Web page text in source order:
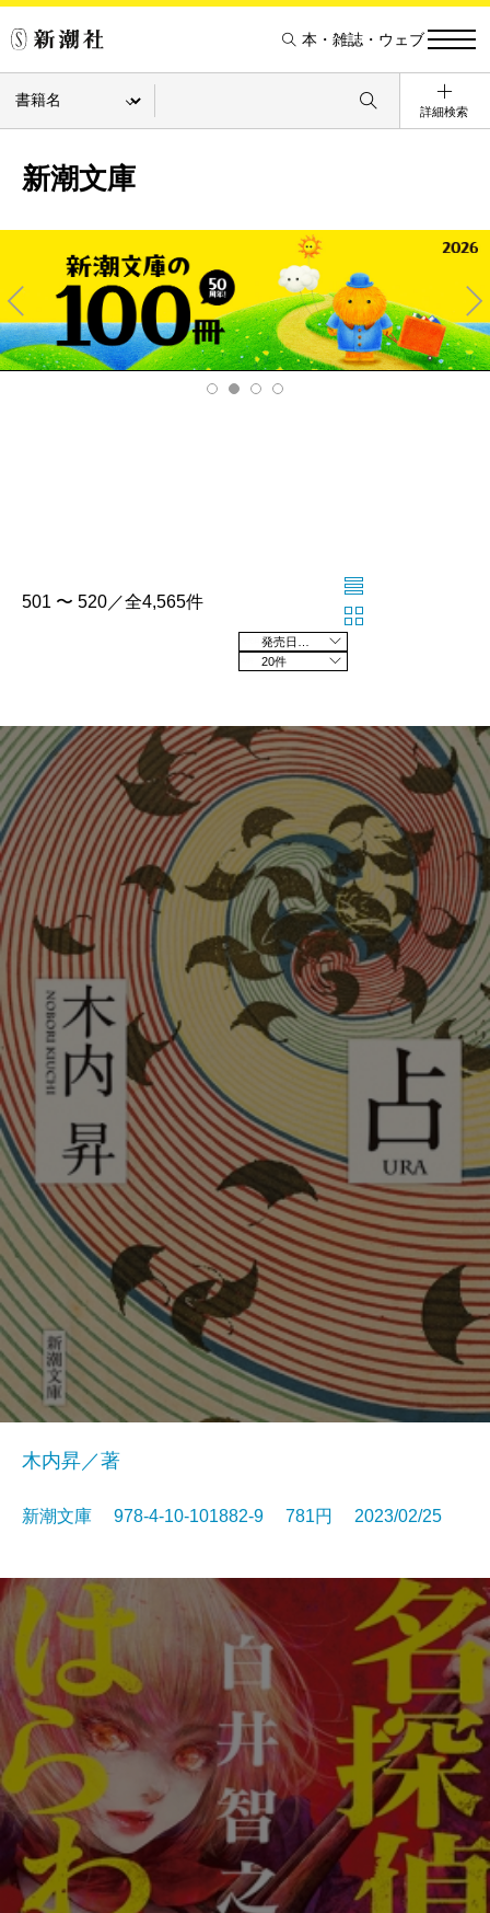
本・雑誌・ウェブ
詳細検索
新潮文庫
Pre
v
Ne
xt
501 〜 520／全4,565件
20件
木内昇／著
新潮文庫 978-4-10-101882-9 781円 2023/02/25